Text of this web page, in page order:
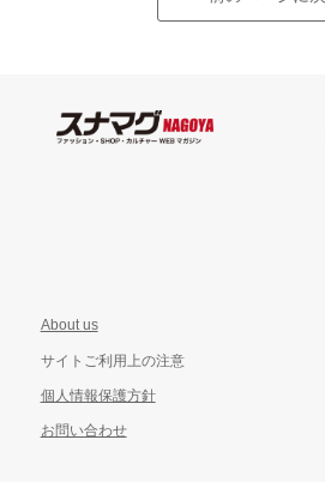
About us
サイトご利用上の注意
個人情報保護方針
お問い合わせ